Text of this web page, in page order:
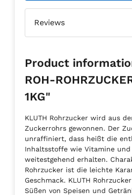
Reviews
Product
ROH-
1KG"
KLUTH Rohrzucker wird aus
Zuckerrohrs gewonnen. Der
unraffiniert, dass heißt die
Inhaltsstoffe wie Vitamine
weitestgehend erhalten.
Rohrzucker ist die leichte
Geschmack. KLUTH
Süßen von Speisen und